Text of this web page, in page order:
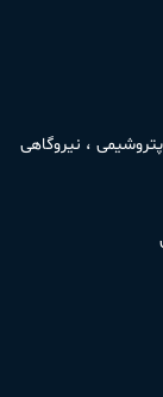
، نیروگاهی